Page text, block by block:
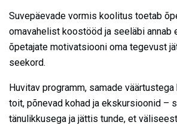
Suvepäevade vormis koolitus toetab
omavahelist koostööd ja seeläbi annab
õpetajate motivatsiooni oma tegevust
seekord.
Huvitav programm, samade
toit, põnevad kohad ja ekskursioonid –
tänulikkusega ja jättis tunde, et